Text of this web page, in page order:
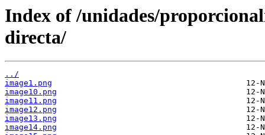
Index of /unidades/
directa/
../
image1.png
image10.png
image11.png
image12.png
image13.png
image14.png